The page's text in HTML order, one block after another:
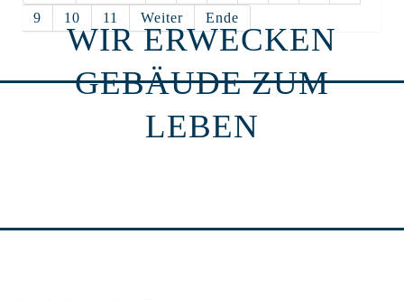
9
10 11 Weiter Ende
WIR ERWECKEN
GEBÄUDE ZUM
LEBEN